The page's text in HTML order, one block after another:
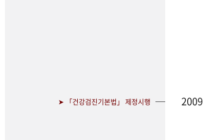
➤ 「건강검진기본법」 제정시행 2009